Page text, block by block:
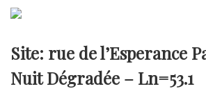
Site: rue de l’Esperance
Nuit Dégradée – Ln=53.1